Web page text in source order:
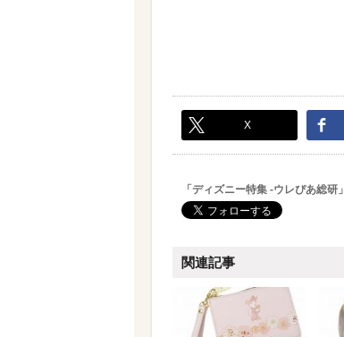
X
「ディズニー特集 -ウレぴあ総
関連記事